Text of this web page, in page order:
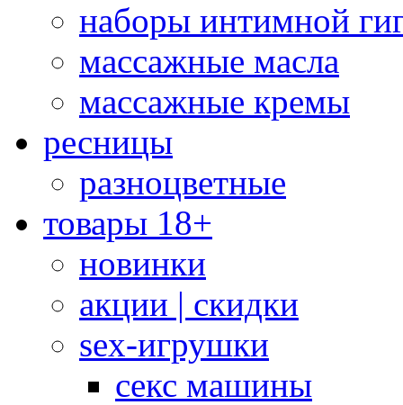
наборы интимной
массажные масла
массажные кремы
ресницы
разноцветные
товары 18+
новинки
акции | скидки
sex-игрушки
секс машины